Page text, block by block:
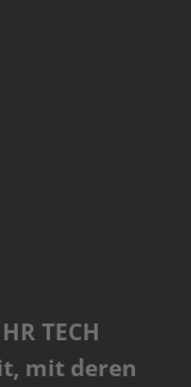
TECH
mit deren